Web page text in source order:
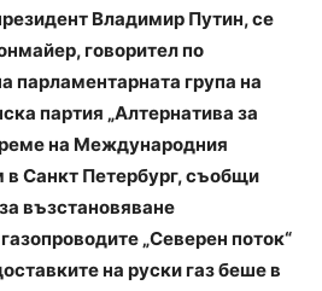
Владимир Путин, се
говорител по
парламентарната група на
партия „Алтернатива за
на Международния
Санкт Петербург, съобщи
възстановяване
„Северен поток“
на руски газ беше в